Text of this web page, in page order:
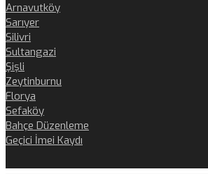
Arnavutköy
Sarıyer
Silivri
Sultangazi
Şişli
Zeytinburnu
Florya
Sefaköy
Bahçe Düzenleme
Geçici İmei Kaydı